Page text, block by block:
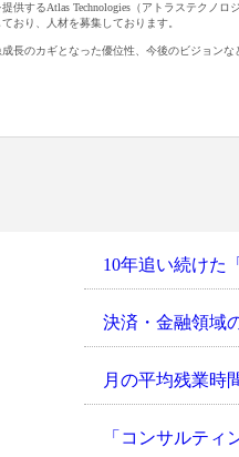
供するAtlas Technologies（アトラステクノ
おり、人材を募集しております。
長のカギとなった優位性、今後のビジョン
10年追い続けた
決済・金融領域
月の平均残業時
「コンサルテ